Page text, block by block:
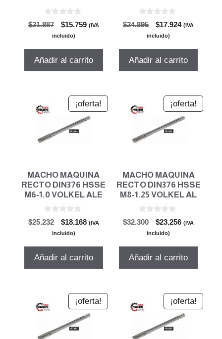
0
d
$21.887
El
precio
era:
$15.759El(IVA
incluido)
Añadir al carrito
0
d
$24.895
El
precio
era:
$17.924El(IVA
incluido)
Añadir al carrito
¡oferta!
MACHO MAQUINA
RECTO DIN376 HSSE
M6-1.0 VOLKEL ALE
0
d
$25.232
El
precio
era:
$18.168El(IVA
incluido)
Añadir al carrito
¡oferta!
MACHO MAQUINA
RECTO DIN376 HSSE
M8-1.25 VOLKEL AL
0
d
$32.300
El
precio
era:
$23.256El(IVA
incluido)
Añadir al carrito
¡oferta! ¡oferta!